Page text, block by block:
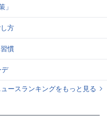
」
方
慣
ースランキングをもっと見る